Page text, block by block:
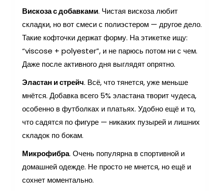
Вискоза с добавками. Чистая вискоза любит
складки, но вот смеси с полиэстером — другое дело.
Такие кофточки держат форму. На этикетке ищу:
“viscose + polyester”, и не парюсь потом ни с чем.
Даже после активного дня выглядят опрятно.
Эластан и стрейч. Всё, что тянется, уже меньше
мнётся. Добавка всего 5% эластана творит чудеса,
особенно в футболках и платьях. Удобно ещё и то,
что садятся по фигуре — никаких пузырей и лишних
складок по бокам.
Микрофибра. Очень популярна в спортивной и
домашней одежде. Не просто не мнется, но ещё и
сохнет моментально.